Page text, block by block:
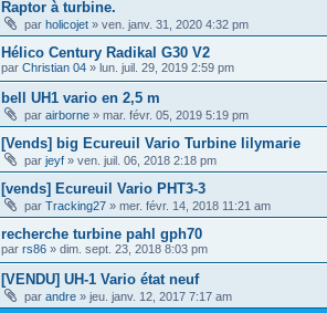
Raptor à turbine.
par holicojet » ven. janv. 31, 2020 4:32 pm
Hélico Century Radikal G30 V2
par Christian 04 » lun. juil. 29, 2019 2:59 pm
bell UH1 vario en 2,5 m
par airborne » mar. févr. 05, 2019 5:19 pm
[Vends] big Ecureuil Vario Turbine lilymarie
par jeyf » ven. juil. 06, 2018 2:18 pm
[vends] Ecureuil Vario PHT3-3
par Tracking27 » mer. févr. 14, 2018 11:21 am
recherche turbine pahl gph70
par rs86 » dim. sept. 23, 2018 8:03 pm
[VENDU] UH-1 Vario état neuf
par andre » jeu. janv. 12, 2017 7:17 am